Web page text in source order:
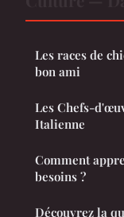
Les races de
bon ami
Les Chefs-
Italienne
Comment
besoins ?
Découvrez la